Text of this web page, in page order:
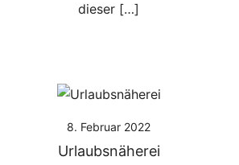
dieser […]
8. Februar 2022
Urlaubsnäherei